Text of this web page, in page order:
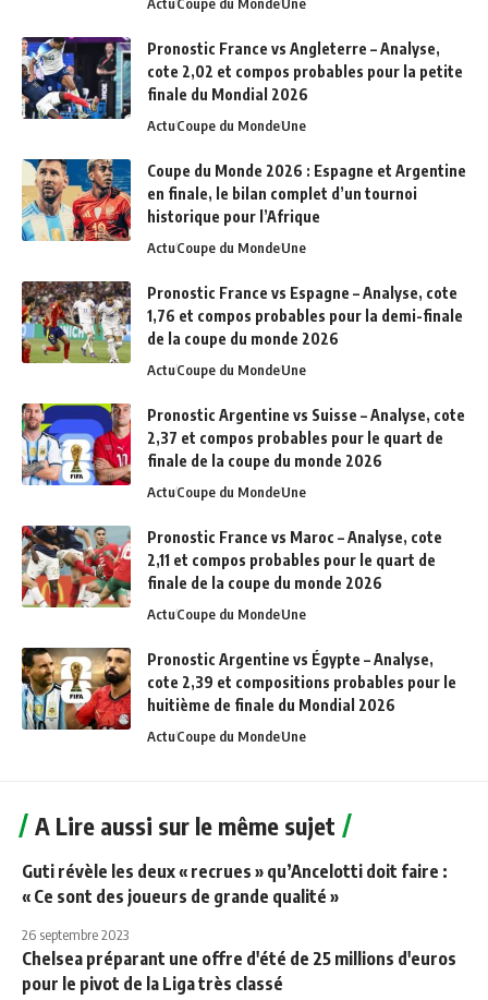
Pronostic France vs Angleterre – Analyse,
cote 2,02 et compos probables pour la petite
finale du Mondial 2026
ActuCoupe du MondeUne
Coupe du Monde 2026 : Espagne et Argentine
en finale, le bilan complet d’un tournoi
historique pour l’Afrique
ActuCoupe du MondeUne
Pronostic France vs Espagne – Analyse, cote
1,76 et compos probables pour la demi-finale
de la coupe du monde 2026
ActuCoupe du MondeUne
Pronostic Argentine vs Suisse – Analyse, cote
2,37 et compos probables pour le quart de
finale de la coupe du monde 2026
ActuCoupe du MondeUne
Pronostic France vs Maroc – Analyse, cote
2,11 et compos probables pour le quart de
finale de la coupe du monde 2026
ActuCoupe du MondeUne
Pronostic Argentine vs Égypte – Analyse,
cote 2,39 et compositions probables pour le
huitième de finale du Mondial 2026
ActuCoupe du MondeUne
A Lire aussi sur le même sujet
Guti révèle les deux « recrues » qu’Ancelotti doit faire :
« Ce sont des joueurs de grande qualité »
26 septembre 2023
Chelsea préparant une offre d'été de 25 millions d'euros
pour le pivot de la Liga très classé